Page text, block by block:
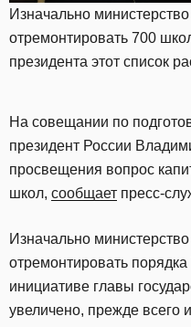
Изначально
отремонтировать 700
президента этот список
На совещании по
президент России
просвещения вопрос
школ, сообщает пресс-
Изначально
отремонтировать
инициативе главы
увеличено, прежде всего